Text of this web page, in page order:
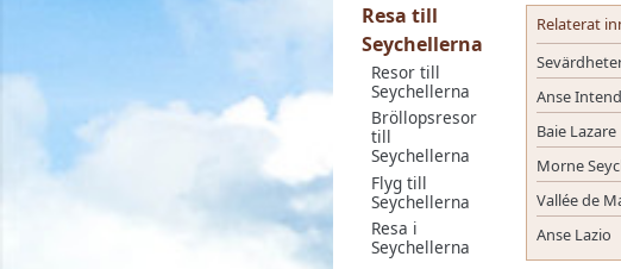
Resa till
Seychellerna
Resor till
Seychellerna
Bröllopsresor
till
Seychellerna
Flyg till
Seychellerna
Resa i
Seychellerna
Relaterat
Anse
Baie Lazare
Morne
Vallée de
Anse Lazio